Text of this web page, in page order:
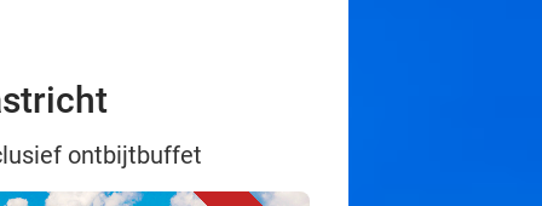
ontbijtbuffet